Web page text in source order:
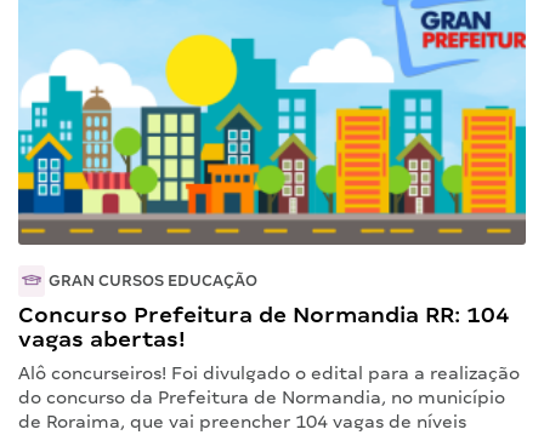
GRAN CURSOS EDUCAÇÃO
Concurso Prefeitura de Normandia RR: 104
vagas abertas!
Alô concurseiros! Foi divulgado o edital para a realização
do concurso da Prefeitura de Normandia, no município
de Roraima, que vai preencher 104 vagas de níveis